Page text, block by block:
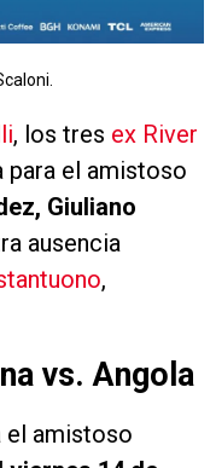
, los tres ex River
para el amistoso
Giuliano
ausencia
,
vs. Angola
el amistoso